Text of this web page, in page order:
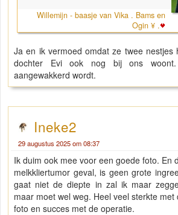
Willemijn - baasje van Vika . Bams en
Ogin ¥ .
Ja en ik vermoed omdat ze twee nestjes
dochter Evi ook nog bij ons
aangewakkerd wordt.
Ineke2
29 augustus 2025 om 08:37
Ik duim ook mee voor een goede foto. En
melkkliertumor geval, is geen grote
gaat niet de diepte in zal ik maar
maar moet wel weg. Heel veel sterkte met
foto en succes met de operatie.